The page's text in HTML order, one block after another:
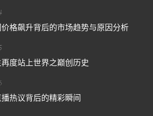
格飙升背后的市场趋势与原因分析
度站上世界之巅创历史
热议背后的精彩瞬间